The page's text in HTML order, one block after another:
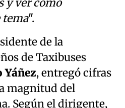
y ver cómo
tema".
de la
de Taxibuses
Yáñez, entregó cifras
magnitud del
Según el dirigente,